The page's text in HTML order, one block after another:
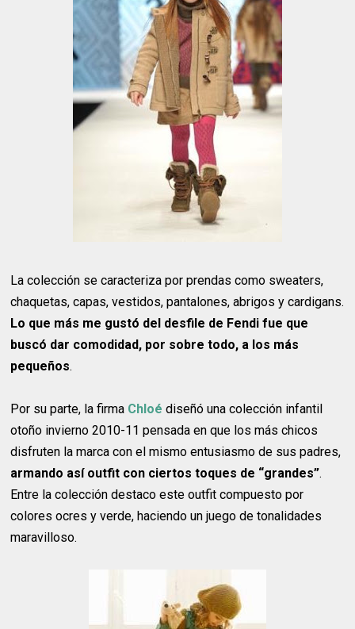
La colección se caracteriza por prendas como sweaters,
chaquetas, capas, vestidos, pantalones, abrigos y cardigans.
Lo que más me gustó del desfile de Fendi fue que
buscó dar comodidad, por sobre todo, a los más
pequeños.
Por su parte, la firma Chloé diseñó una colección infantil
otoño invierno 2010-11 pensada en que los más chicos
disfruten la marca con el mismo entusiasmo de sus padres,
armando así outfit con ciertos toques de “grandes”.
Entre la colección destaco este outfit compuesto por
colores ocres y verde, haciendo un juego de tonalidades
maravilloso.